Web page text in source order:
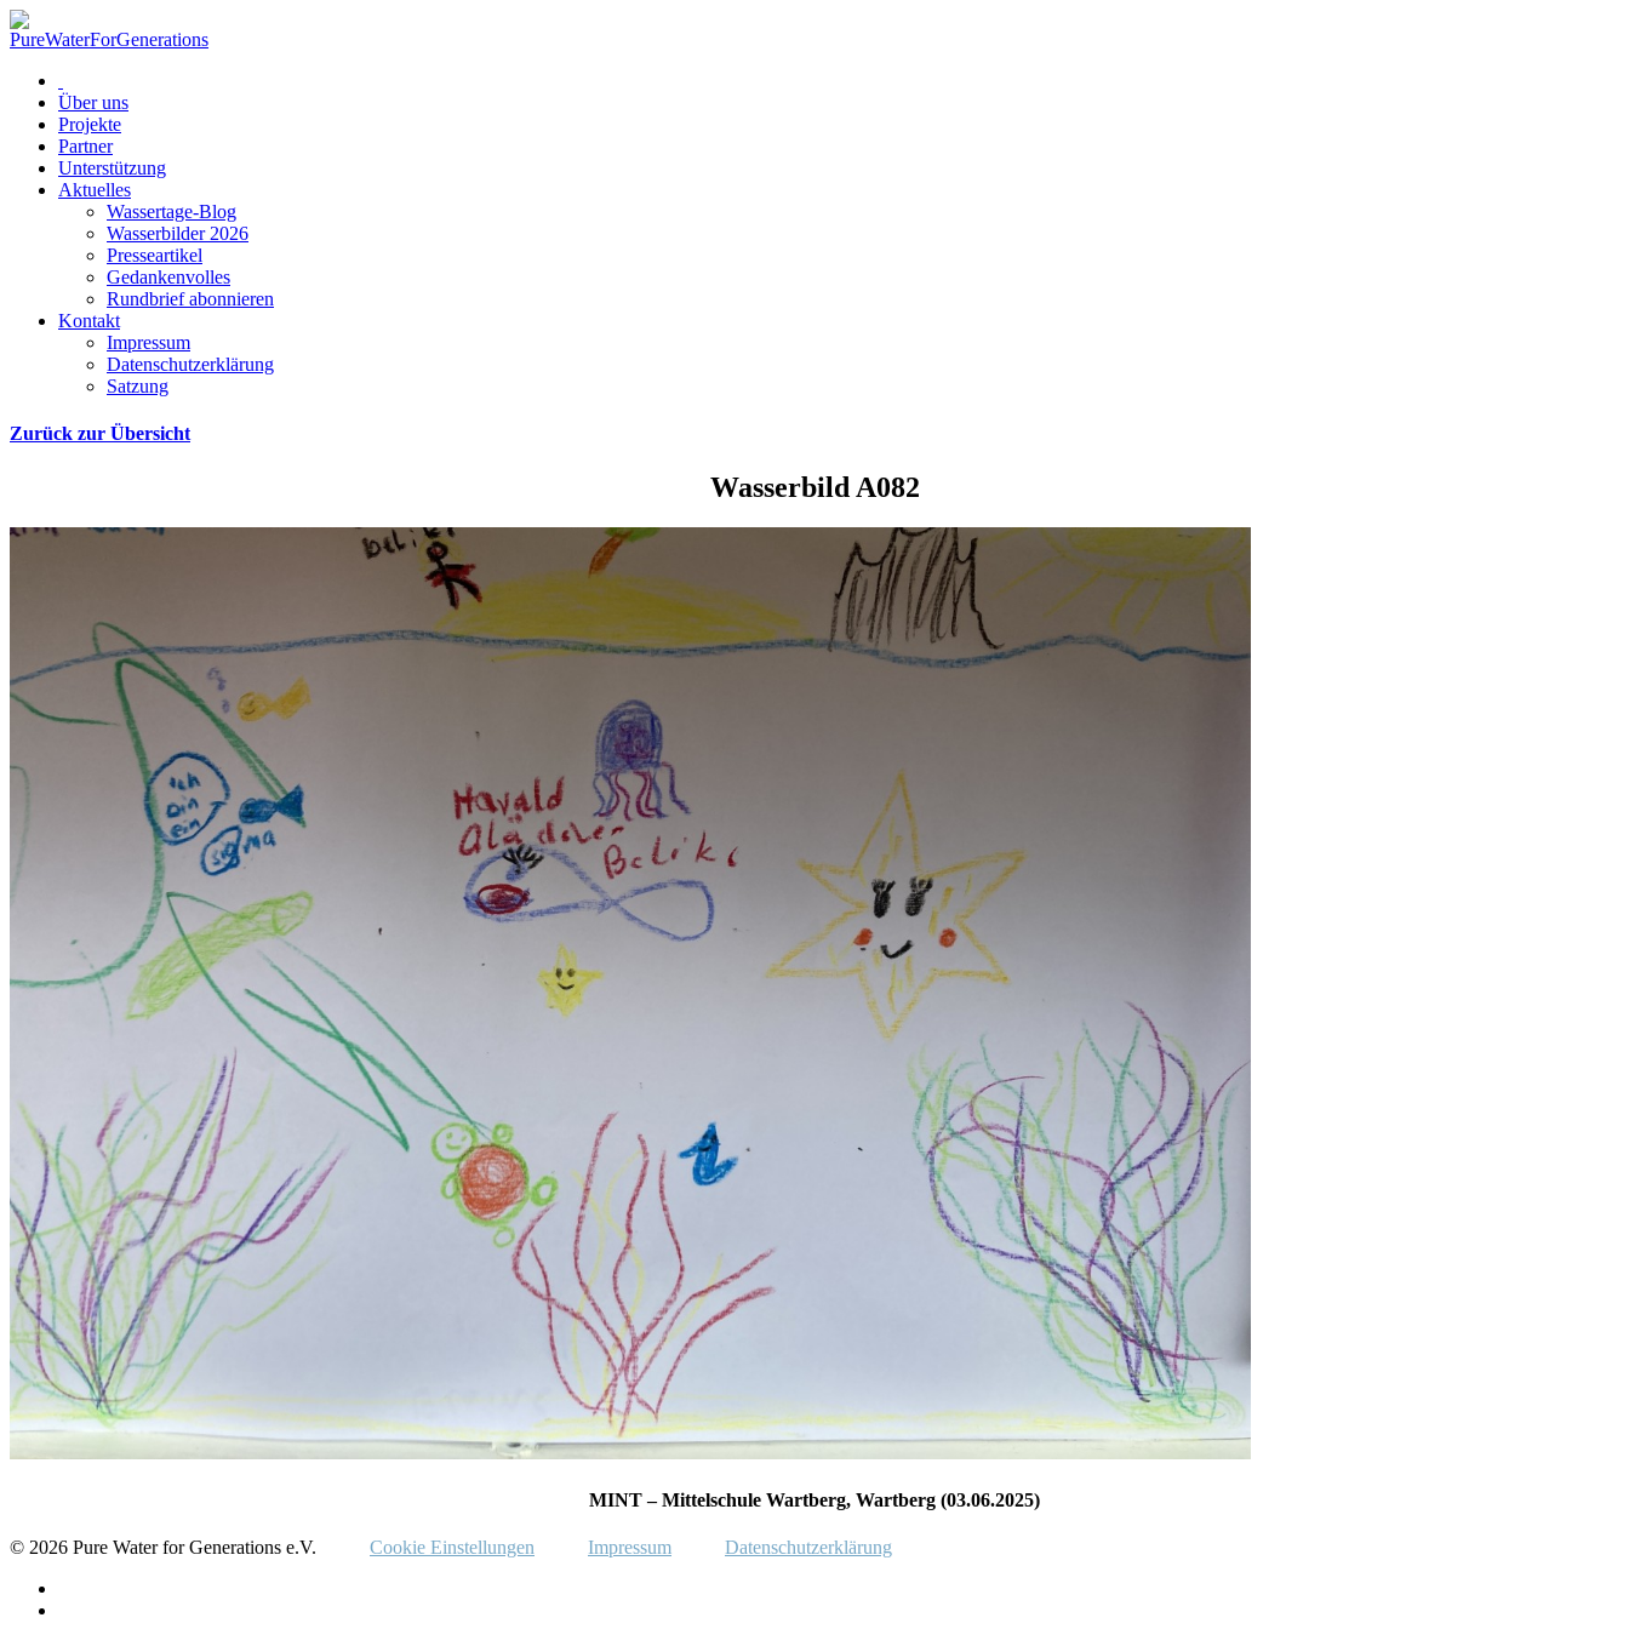
Über uns
Projekte
Partner
Unterstützung
Aktuelles
Wassertage-Blog
Wasserbilder 2026
Presseartikel
Gedankenvolles
Rundbrief abonnieren
Kontakt
Impressum
Datenschutzerklärung
Satzung
Zurück zur Übersicht
Wasserbild A082
MINT – Mittelschule Wartberg, Wartberg (03.06.2025)
© 2026 Pure Water for Generations e.V. Cookie Einstellungen Impressum Datenschutzerklärung